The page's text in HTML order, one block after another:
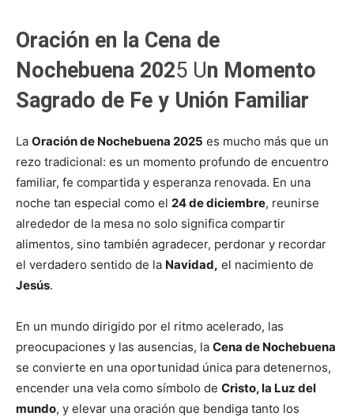
Oración en la Cena de
Nochebuena 2025 Un Momento
Sagrado de Fe y Unión Familiar
La Oración de Nochebuena 2025 es mucho más que un
rezo tradicional: es un momento profundo de encuentro
familiar, fe compartida y esperanza renovada. En una
noche tan especial como el 24 de diciembre, reunirse
alrededor de la mesa no solo significa compartir
alimentos, sino también agradecer, perdonar y recordar
el verdadero sentido de la Navidad, el nacimiento de
Jesús.
En un mundo dirigido por el ritmo acelerado, las
preocupaciones y las ausencias, la Cena de Nochebuena
se convierte en una oportunidad única para detenernos,
encender una vela como símbolo de Cristo, la Luz del
mundo, y elevar una oración que bendiga tanto los